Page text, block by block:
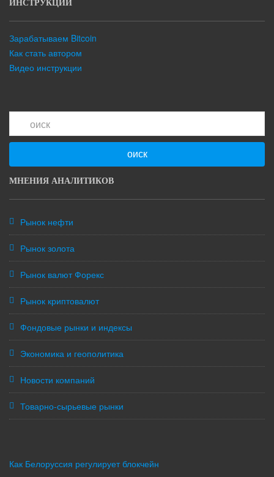
ИНСТРУКЦИИ
Зарабатываем Bitcoin
Как стать автором
Видео инструкции
оиск
МНЕНИЯ АНАЛИТИКОВ
Рынок нефти
Рынок золота
Рынок валют Форекс
Рынок криптовалют
Фондовые рынки и индексы
Экономика и геополитика
Новости компаний
Товарно-сырьевые рынки
Как Белоруссия регулирует блокчейн